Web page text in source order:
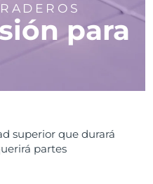
para
superior que durará
partes